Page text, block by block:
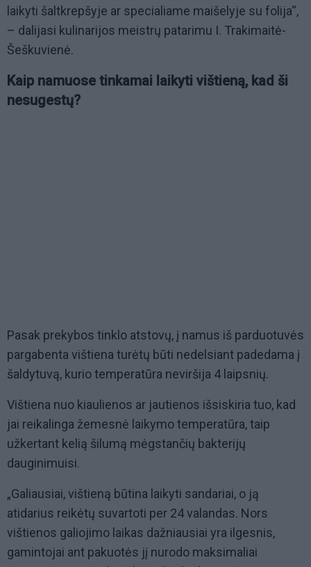
laikyti šaltkrepšyje ar specialiame maišelyje su folija“,
– dalijasi kulinarijos meistrų patarimu I. Trakimaitė-
Šeškuvienė.
Kaip namuose tinkamai laikyti vištieną, kad ši
nesugestų?
Pasak prekybos tinklo atstovų, į namus iš parduotuvės
pargabenta vištiena turėtų būti nedelsiant padedama į
šaldytuvą, kurio temperatūra neviršija 4 laipsnių.
Vištiena nuo kiaulienos ar jautienos išsiskiria tuo, kad
jai reikalinga žemesnė laikymo temperatūra, taip
užkertant kelią šilumą mėgstančių bakterijų
dauginimuisi.
„Galiausiai, vištieną būtina laikyti sandariai, o ją
atidarius reikėtų suvartoti per 24 valandas. Nors
vištienos galiojimo laikas dažniausiai yra ilgesnis,
gamintojai ant pakuotės jį nurodo maksimaliai